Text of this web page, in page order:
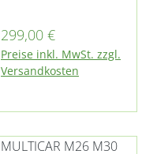
Fumo M30 E3/E4/E5
und M31
Regulärer Preis:
299,00 €
Preise inkl. MwSt. zzgl.
Versandkosten
MULTICAR M26 M30